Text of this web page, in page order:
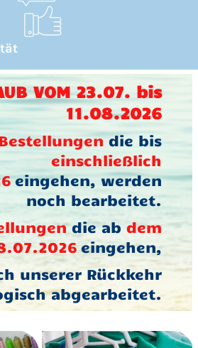
VOM 23.07. bis
11.08.2026
die bis
einschließlich
eingehen, werden
noch bearbeitet.
die ab dem
eingehen,
unserer Rückkehr
abgearbeitet.